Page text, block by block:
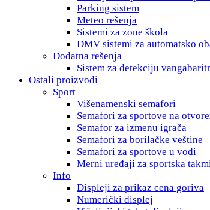
Parking sistem
Meteo rešenja
Sistemi za zone škola
DMV sistemi za automatsko
Dodatna rešenja
Sistem za detekciju
Ostali proizvodi
Sport
Višenamenski semafori
Semafori za sportove na
Semafor za izmenu igrača
Semafori za borilačke veštine
Semafori za sportove u vodi
Мerni uređaji za sportska
Info
Displeji za prikaz cena goriva
Numerički displej